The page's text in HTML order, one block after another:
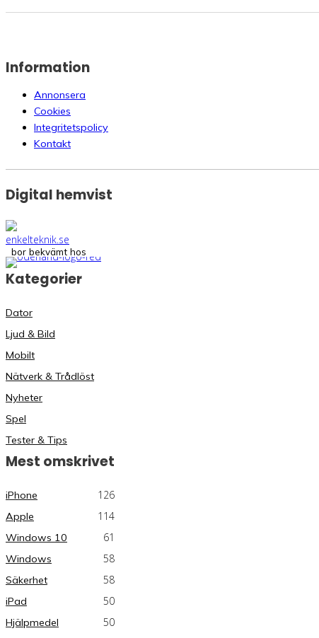
Information
Annonsera
Cookies
Integritetspolicy
Kontakt
Digital hemvist
bor bekvämt hos
Kategorier
Dator
Ljud & Bild
Mobilt
Nätverk & Trådlöst
Nyheter
Spel
Tester & Tips
Mest omskrivet
iPhone 126
Apple 114
Windows 10 61
Windows 58
Säkerhet 58
iPad 50
Hjälpmedel 50